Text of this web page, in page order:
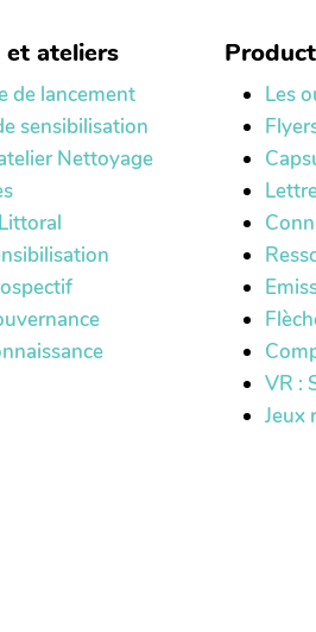
et ateliers
de lancement
sensibilisation
Nettoyage
Les
VR :
Jeux